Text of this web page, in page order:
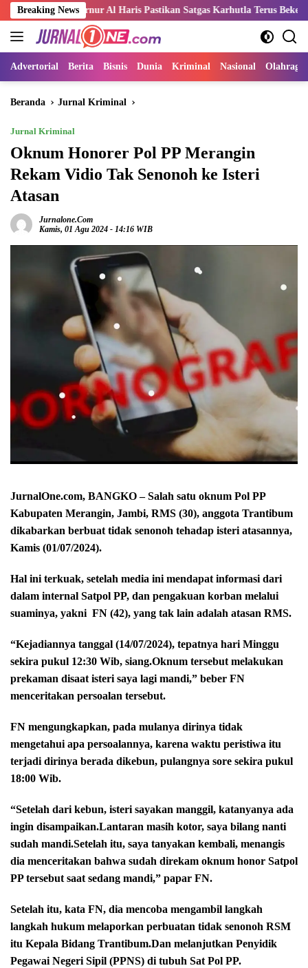
Langsung
ke
konten
Breaking News
Al Haris Pastikan Satgas Karhutla Terus Bekerja Padamkan
Advertorial Berita Bisnis Dunia Kriminal Nasional Olahraga
Beranda Jurnal Kriminal
Jurnal Kriminal
Oknum Honorer Pol PP Merangin
Rekam Vidio Tak Senonoh ke Isteri
Atasan
Jurnalone.com
Kamis, 01 Agu 2024 - 14:16 WIB
JurnalOne.com, BANGKO – Salah satu oknum Pol PP
Kabupaten Merangin, Jambi, RMS (30), anggota Trantibum
dikabarkan berbuat tidak senonoh tehadap isteri atasannya,
Kamis (01/07/2024).
Hal ini terkuak, setelah media ini mendapat informasi dari
dalam internal Satpol PP, dan pengakuan korban melalui
suaminya, yakni FN (42), yang tak lain adalah atasan RMS.
“Kejadiannya tanggal (14/07/2024), tepatnya hari Minggu
sekira pukul 12:30 Wib, siang.Oknum tersebut melakukan
prekaman disaat isteri saya lagi mandi,” beber FN
menceritakan persoalan tersebut.
FN mengungkapkan, pada mulanya dirinya tidak
mengetahui apa persoalannya, karena waktu peristiwa itu
terjadi dirinya berada dikebun, pulangnya sore sekira pukul
18:00 Wib.
“Setelah dari kebun, isteri sayakan manggil, katanyanya ada
ingin disampaikan.Lantaran masih kotor, saya bilang nanti
sudah mandi.Setelah itu, saya tanyakan kembali, menangis
dia menceritakan bahwa sudah direkam oknum honor Satpol
PP tersebut saat sedang mandi,” papar FN.
Setelah itu, kata FN, dia mencoba mengambil langkah
langkah hukum melaporkan perbuatan tidak senonoh RSM
itu Kepala Bidang Trantibum.Dan melanjutkan Penyidik
Pegawai Negeri Sipil (PPNS) di tubuh Sat Pol PP.